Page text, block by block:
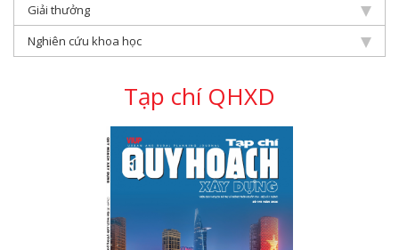
Giải thưởng
Nghiên cứu khoa học
Tạp chí QHXD